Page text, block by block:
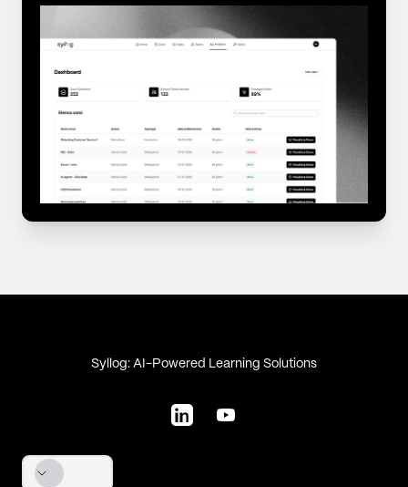
Syllog: AI-Powered Learning Solutions
LinkedInYouTube